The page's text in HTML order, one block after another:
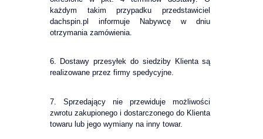
każdym takim przypadku przedstawiciel
dachspin.pl informuje Nabywcę w dniu
otrzymania zamówienia.
6. Dostawy przesyłek do siedziby Klienta są
realizowane przez firmy spedycyjne.
7. Sprzedający nie przewiduje możliwości
zwrotu zakupionego i dostarczonego do Klienta
towaru lub jego wymiany na inny towar.